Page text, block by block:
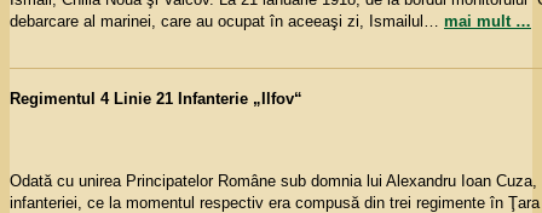
debarcare al marinei, care au ocupat în aceeaşi zi, Ismailul
mai mult …
Regimentul 4 Linie 21 Infanterie „Ilfov“
Odată cu unirea Principatelor Române sub domnia lui Alexandru Ioan
infanteriei, ce la momentul respectiv era compusă din trei regimente în